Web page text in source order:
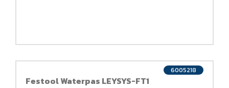
Festool Waterpas LEYSYS-FT1
6005218